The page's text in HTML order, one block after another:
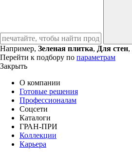
Например, Зеленая плитка, Для стен,
Перейти к подбору по параметрам
Закрыть
О компании
Готовые решения
Профессионалам
Соцсети
Каталоги
ГРАН-ПРИ
Коллекции
Карьера